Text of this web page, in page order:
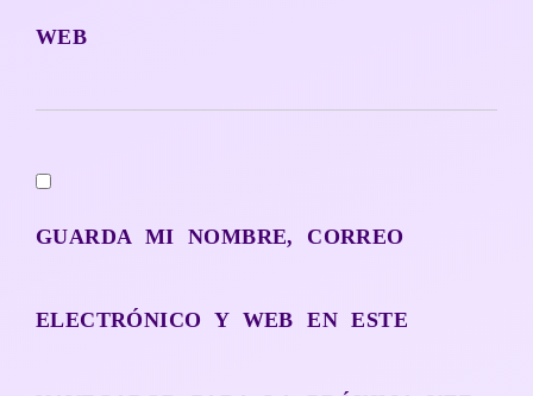
WEB
GUARDA MI NOMBRE, CORREO
ELECTRÓNICO Y WEB EN ESTE